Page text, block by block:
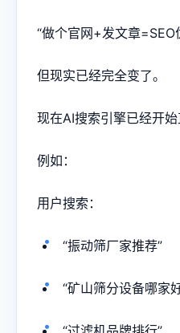
“做个官网+发文章=SEO
但现实已经完全变了。
现在AI搜索引擎已经开始
例如：
用户搜索：
“振动筛厂家推荐”
“矿山筛分设备哪家